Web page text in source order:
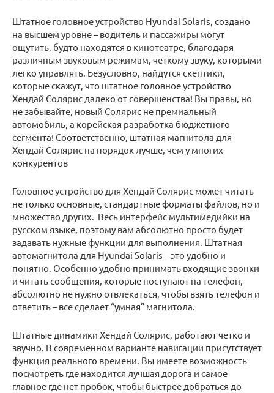
Штатное головное устройство Hyundai Solaris, создано
на высшем уровне – водитель и пассажиры могут
ощутить, будто находятся в кинотеатре, благодаря
различным звуковым режимам, четкому звуку, которыми
легко управлять. Безусловно, найдутся скептики,
которые скажут, что штатное головное устройство
Хендай Солярис далеко от совершенства! Вы правы, но
не забывайте, новый Солярис не премиальный
автомобиль, а корейская разработка бюджетного
сегмента! Соответственно, штатная магнитола для
Хендай Солярис на порядок лучше, чем у многих
конкурентов
Головное устройство для Хендай Солярис может читать
не только основные, стандартные форматы файлов, но и
множество других. Весь интерфейс мультимедийки на
русском языке, поэтому вам абсолютно просто будет
задавать нужные функции для выполнения. Штатная
автомагнитола для Hyundai Solaris – это удобно и
понятно. Особенно удобно принимать входящие звонки
и читать сообщения, которые поступают на телефон,
абсолютно не нужно отвлекаться, чтобы взять телефон и
ответить – все сделает “умная” магнитола.
Штатные динамики Хендай Солярис, работают четко и
звучно. В современном варианте навигации присутствует
функция реального времени. Вы имеете возможность
посмотреть где находится лучшая дорога и самое
главное где нет пробок, чтобы быстрее добраться до